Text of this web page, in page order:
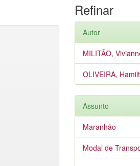
Refinar
Autor
MILITÃO,
OLIVEIRA,
Assunto
Maranhão
Modal de